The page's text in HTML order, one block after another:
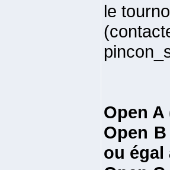
le
Open
Open
ou égal